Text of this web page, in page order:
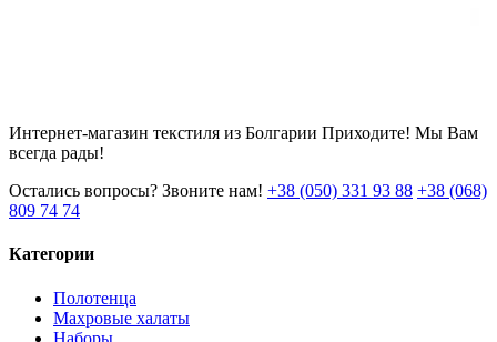
Интернет-магазин текстиля из Болгарии Приходите! Мы Вам
всегда рады!
Остались вопросы? Звоните нам! +38 (050) 331 93 88 +38 (068)
809 74 74
Категории
Полотенца
Махровые халаты
Наборы